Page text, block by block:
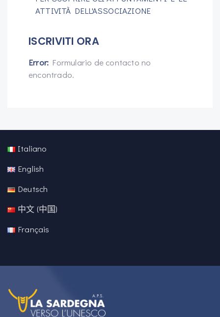
ATTIVITÀ DELL'ASSOCIAZIONE
ISCRIVITI ORA
Error: Formulario de contacto no
encontrado.
Italiano
English
Deutsch
中文 (中国)
Français